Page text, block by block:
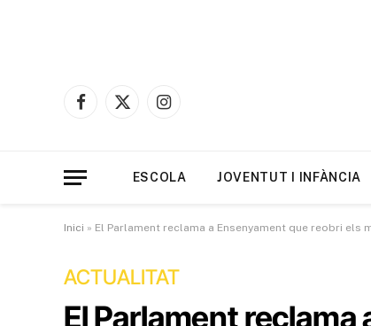
Facebook
X
Instagram
ESCOLA JOVENTUT I INFÀNCIA
Inici » El Parlament reclama a Ensenyament que reobri
ACTUALITAT
El Parlament